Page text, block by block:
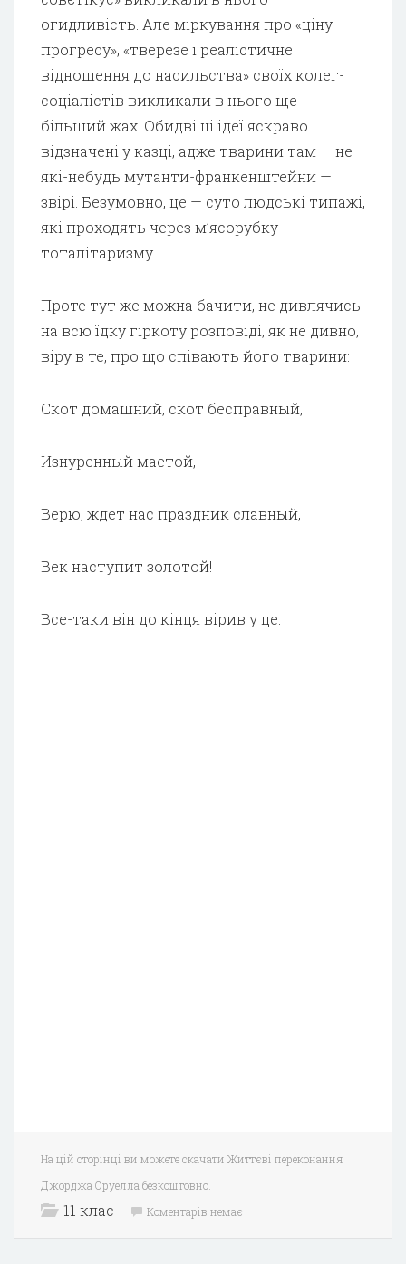
огидливість. Але міркування про «ціну
прогресу», «тверезе і реалістичне
відношення до насильства» своїх колег-
соціалістів викликали в нього ще
більший жах. Обидві ці ідеї яскраво
відзначені у казці, адже тварини там — не
які-небудь мутанти-франкенштейни —
звірі. Безумовно, це — суто людські типажі,
які проходять через м’ясорубку
тоталітаризму.
Проте тут же можна бачити, не дивлячись
на всю їдку гіркоту розповіді, як не дивно,
віру в те, про що співають його тварини:
Скот домашний, скот бесправный,
Изнуренный маетой,
Верю, ждет нас праздник славный,
Век наступит золотой!
Все-таки він до кінця вірив у це.
На цій сторінці ви можете скачати Життєві переконання
Джорджа Оруелла безкоштовно.
11 клас Коментарів немає